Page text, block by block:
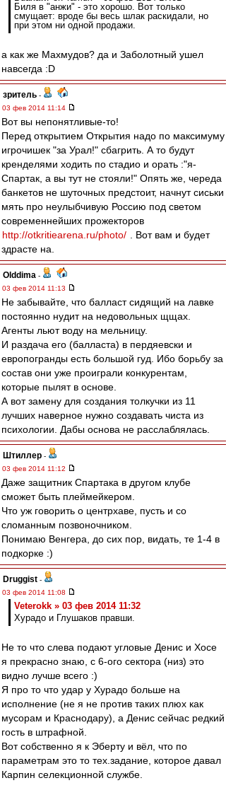
Биля в "анжи" - это хорошо. Вот только
смущает: вроде бы весь шлак раскидали, но
при этом ни одной продажи.
а как же Махмудов? да и Заболотный ушел
навсегда :D
зpитель -
03 фев 2014 11:14
Вот вы непонятливые-то!
Перед открытием Открытия надо по максимуму
игрочишек "за Урал!" сбагрить. А то будут
кренделями ходить по стадио и орать :"я-
Спартак, а вы тут не стояли!" Опять же, череда
банкетов не шуточных предстоит, начнут сиськи
мять про неулыбчивую Россию под светом
современнейших прожекторов
http://otkritiearena.ru/photo/ . Вот вам и будет
здрасте на.
Olddima -
03 фев 2014 11:13
Не забывайте, что балласт сидящий на лавке
постоянно нудит на недовольных щщах.
Агенты льют воду на мельницу.
И раздача его (балласта) в пердяевски и
европогранды есть большой гуд. Ибо борьбу за
состав они уже проиграли конкурентам,
которые пылят в основе.
А вот замену для создания толкучки из 11
лучших наверное нужно создавать чиста из
психологии. Дабы основа не расслаблялась.
Штиллер -
03 фев 2014 11:12
Даже защитник Спартака в другом клубе
сможет быть плеймейкером.
Что уж говорить о центрхаве, пусть и со
сломанным позвоночником.
Понимаю Венгера, до сих пор, видать, те 1-4 в
подкорке :)
Druggist -
03 фев 2014 11:08
Veterokk » 03 фев 2014 11:32
Хурадо и Глушаков правши.
Не то что слева подают угловые Денис и Хосе
я прекрасно знаю, с 6-ого сектора (низ) это
видно лучше всего :)
Я про то что удар у Хурадо больше на
исполнение (не я не против таких плюх как
мусорам и Краснодару), а Денис сейчас редкий
гость в штрафной.
Вот собственно я к Эберту и вёл, что по
параметрам это то тех.задание, которое давал
Карпин селекционной службе.